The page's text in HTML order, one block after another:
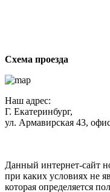
Схема проезда
Наш адрес:
Г. Екатеринбург,
ул. Армавирская 43,
Данный интернет-сайт
при каких условиях не
которая определяется